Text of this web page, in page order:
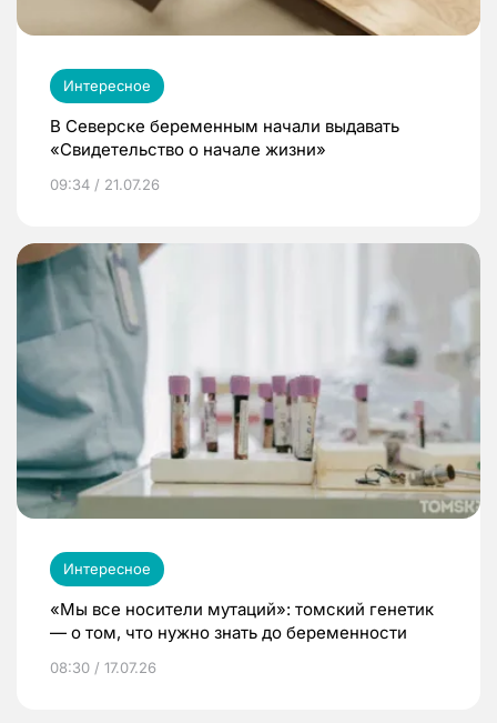
Интересное
В Северске беременным начали выдавать
«Свидетельство о начале жизни»
09:34 / 21.07.26
Интересное
«Мы все носители мутаций»: томский генетик
— о том, что нужно знать до беременности
08:30 / 17.07.26